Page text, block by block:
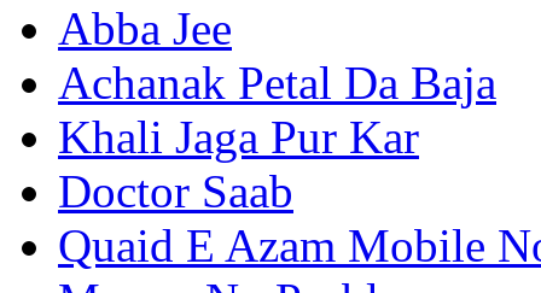
Abba Jee
Achanak Petal Da Baja
Khali Jaga Pur Kar
Doctor Saab
Quaid E Azam Mobile